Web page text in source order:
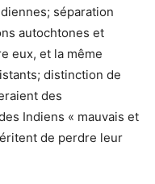
séparation
autochtones et
eux, et la même
distinction de
des
Indiens « mauvais et
de perdre leur